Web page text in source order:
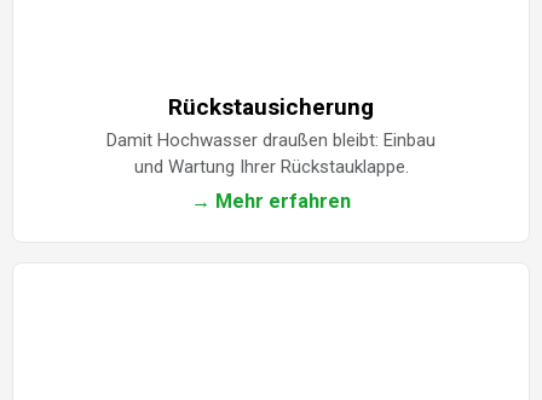
Rückstausicherung
Damit Hochwasser draußen bleibt: Einbau
und Wartung Ihrer Rückstauklappe.
→ Mehr erfahren